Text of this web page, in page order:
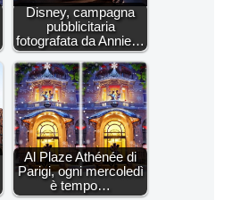
Disney, campagna
pubblicitaria
fotografata da Annie…
Al Plaze Athénée di
Parigi, ogni mercoledì
è tempo…